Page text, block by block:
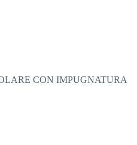
CON IMPUGNATURA